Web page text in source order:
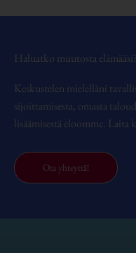
Haluatko muutosta elämääsi?
Keskustelen mielelläni
sijoittamisesta, omasta
lisäämisestä eloomme. Laita
Ota yhteyttä!